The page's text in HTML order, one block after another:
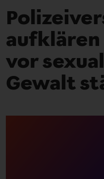
aufklären
vor
Gewalt